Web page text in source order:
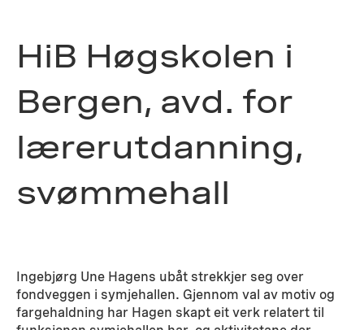
HiB Høgskolen i
Bergen, avd. for
lærerutdanning,
svømmehall
Ingebjørg Une Hagens ubåt strekkjer seg over
fondveggen i symjehallen. Gjennom val av motiv og
fargehaldning har Hagen skapt eit verk relatert til